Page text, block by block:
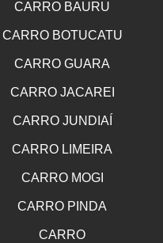
CARRO BAURU
CARRO BOTUCATU
CARRO GUARA
CARRO JACAREI
CARRO JUNDIAÍ
CARRO LIMEIRA
CARRO MOGI
CARRO PINDA
CARRO